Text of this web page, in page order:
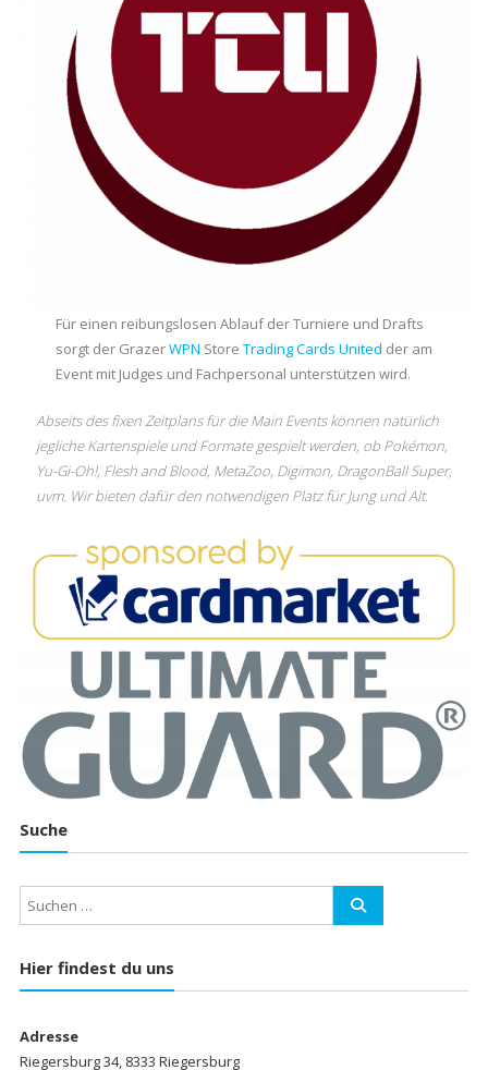
Für einen reibungslosen Ablauf der Turniere und Drafts
sorgt der GrazerWPN Store Trading Cards United der am
Event mit Judges und Fachpersonal unterstützen wird.
Abseits des fixen Zeitplans für die Main Events können natürlich
jegliche Kartenspiele und Formate gespielt werden, ob Pokémon,
Yu-Gi-Oh!, Flesh and Blood, MetaZoo, Digimon, DragonBall Super,
uvm. Wir bieten dafür den notwendigen Platz für Jung und Alt.
Suche
Hier findest du uns
Adresse
Riegersburg 34, 8333 Riegersburg